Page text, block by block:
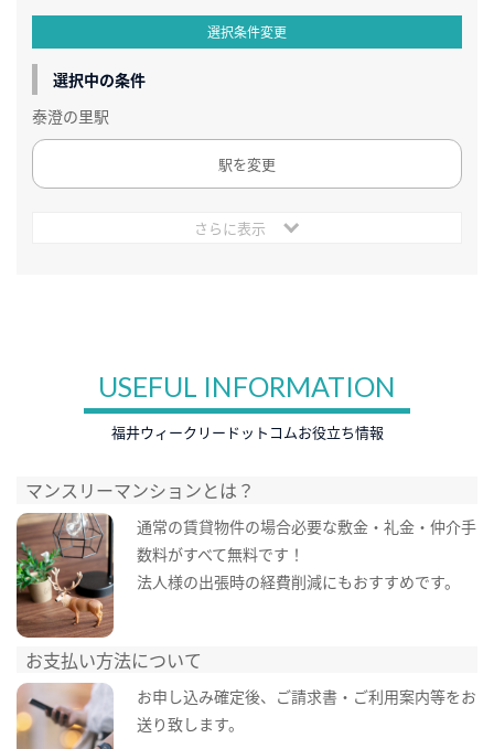
選択条件変更
選択中の条件
泰澄の里駅
駅を変更
さらに表示
USEFUL INFORMATION
福井ウィークリードットコムお役立ち情報
マンスリーマンションとは？
通常の賃貸物件の場合必要な敷金・礼金・仲介手
数料がすべて無料です！
法人様の出張時の経費削減にもおすすめです。
お支払い方法について
お申し込み確定後、ご請求書・ご利用案内等をお
送り致します。